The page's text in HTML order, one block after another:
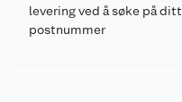
levering ved å søke på ditt
postnummer